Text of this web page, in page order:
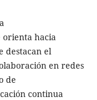
orienta hacia
destacan el
en redes
de
continua